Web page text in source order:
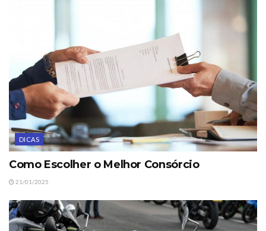
DICAS
Como Escolher o Melhor Consórcio
21/01/2025